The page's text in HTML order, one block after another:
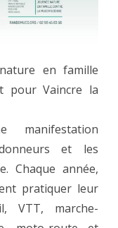
en famille
pour Vaincre la
et les
Chaque année,
pratiquer leur
VTT, marche-